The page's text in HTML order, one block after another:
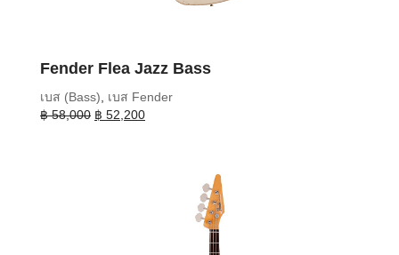
Fender Flea Jazz Bass
เบส (Bass)
เบส Fender
฿58,000 Original
฿ 52,200Current